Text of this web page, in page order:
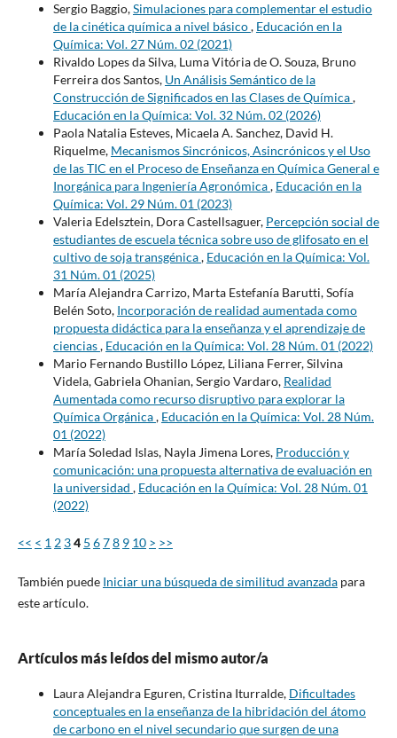
Sergio Baggio,Simulaciones para complementar el estudio
de la cinética química a nivel básico, Educación en la
Química: Vol. 27 Núm. 02 (2021)
Rivaldo Lopes da Silva, Luma Vitória de O. Souza, Bruno
Ferreira dos Santos, Un Análisis Semántico de la
Construcción de Significados en las Clases de Química,
Educación en la Química: Vol. 32 Núm. 02 (2026)
Paola Natalia Esteves, Micaela A. Sanchez, David H.
Riquelme, Mecanismos Sincrónicos, Asincrónicos y el Uso
de las TIC en el Proceso de Enseñanza en Química General e
Inorgánica para Ingeniería Agronómica, Educación en la
Química: Vol. 29 Núm. 01 (2023)
Valeria Edelsztein, Dora Castellsaguer, Percepción social de
estudiantes de escuela técnica sobre uso de glifosato en el
cultivo de soja transgénica, Educación en la Química: Vol.
31 Núm. 01 (2025)
María Alejandra Carrizo, Marta Estefanía Barutti, Sofía
Belén Soto, Incorporación de realidad aumentada como
propuesta didáctica para la enseñanza y el aprendizaje de
ciencias, Educación en la Química: Vol. 28 Núm. 01 (2022)
Mario Fernando Bustillo López, Liliana Ferrer, Silvina
Videla, Gabriela Ohanian, Sergio Vardaro, Realidad
Aumentada como recurso disruptivo para explorar la
Química Orgánica, Educación en la Química: Vol. 28 Núm.
01 (2022)
María Soledad Islas, Nayla Jimena Lores, Producción y
comunicación: una propuesta alternativa de evaluación en
la universidad , Educación en la Química: Vol. 28 Núm. 01
(2022)
<< < 1 2 34 5 678 9 10 > >>
También puede Iniciar una búsqueda de similitud avanzadapara
este artículo.
Artículos más leídos del mismo autor/a
Laura Alejandra Eguren, Cristina Iturralde, Dificultades
conceptuales en la enseñanza de la hibridación del átomo
de carbono en el nivel secundario que surgen de una